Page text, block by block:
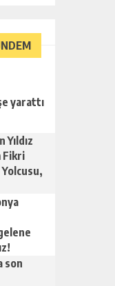
yarattı
Fikri
son